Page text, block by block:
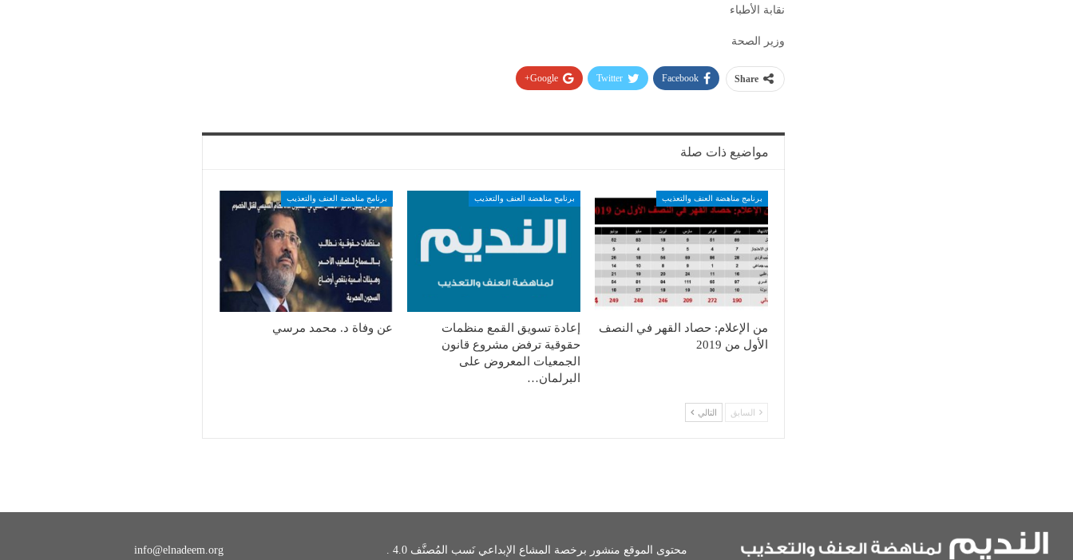
نقابة الأطباء
وزير الصحة
Share
Facebook
Twitter
Google+
مواضيع ذات صلة
برنامج مناهضة العنف والتعذيب
من الإعلام: حصاد القهر في النصف
الأول من 2019
برنامج مناهضة العنف والتعذيب
إعادة تسويق القمع منظمات
حقوقية ترفض مشروع قانون
الجمعيات المعروض على
البرلمان…
برنامج مناهضة العنف والتعذيب
عن وفاة د. محمد مرسي
السابق التالي
محتوى الموقع منشور برخصة المشاع الإبداعي نَسب المُصنَّف 4.0 . info@elnadeem.org